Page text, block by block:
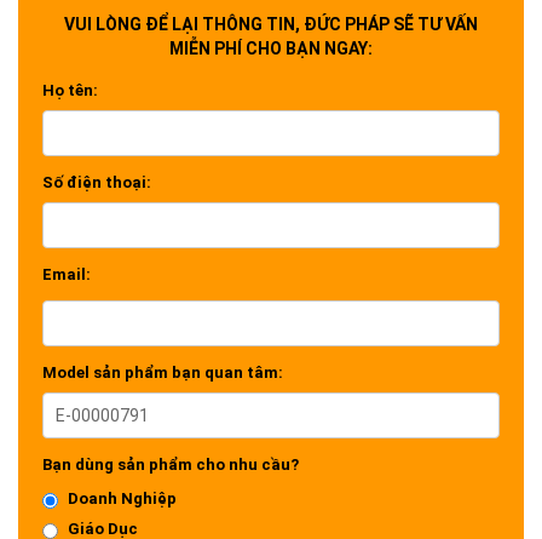
VUI LÒNG ĐỂ LẠI THÔNG TIN, ĐỨC PHÁP SẼ TƯ VẤN
MIỄN PHÍ CHO BẠN NGAY:
Họ tên:
Số điện thoại:
Email:
Model sản phẩm bạn quan tâm:
Bạn dùng sản phẩm cho nhu cầu?
Doanh Nghiệp
Giáo Dục